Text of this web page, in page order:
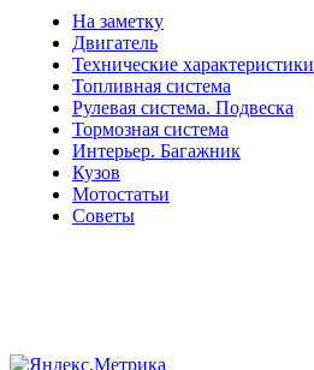
На заметку
Двигатель
Технические характеристики
Топливная система
Рулевая система. Подвеска
Тормозная система
Интерьер. Багажник
Кузов
Мотостатьи
Советы